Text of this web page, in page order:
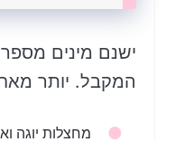
ישנם מינים
המקבל. יותר
מחצלות יוגה